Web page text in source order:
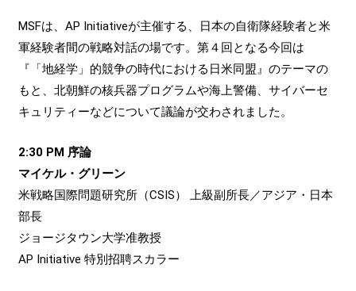
MSFは、AP Initiativeが主催する、日本の自衛隊経験者と米
軍経験者間の戦略対話の場です。第４回となる今回は
『「地経学」的競争の時代における日米同盟』のテーマの
もと、北朝鮮の核兵器プログラムや海上警備、サイバーセ
キュリティーなどについて議論が交わされました。
2:30 PM 序論
マイケル・グリーン
米戦略国際問題研究所（CSIS） 上級副所長／アジア・日本
部長
ジョージタウン大学准教授
AP Initiative 特別招聘スカラー